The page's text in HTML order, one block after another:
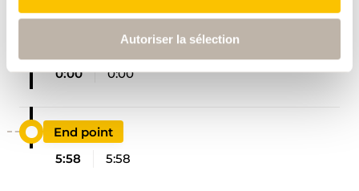
Autoriser la sélection
0:00
0:00
End point
5:58
5:58